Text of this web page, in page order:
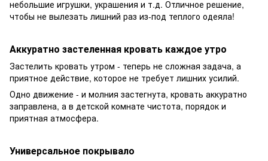
небольшие игрушки, украшения и т.д. Отличное решение,
чтобы не вылезать лишний раз из-под теплого одеяла!
Аккуратно застеленная кровать каждое утро
Застелить кровать утром - теперь не сложная задача, а
приятное действие, которое не требует лишних усилий.
Одно движение - и молния застегнута, кровать аккуратно
заправлена, а в детской комнате чистота, порядок и
приятная атмосфера.
Универсальное покрывало